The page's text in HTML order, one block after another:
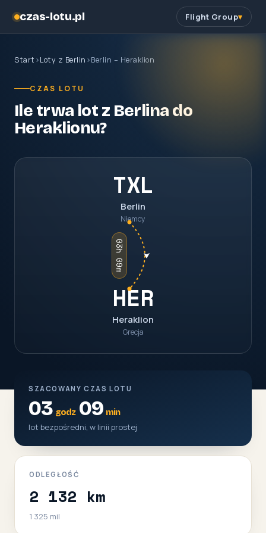
czas-lotu.pl Flight Group
Start ›Loty z Berlin ›Berlin – Heraklion
CZAS LOTU
Ile trwa lot z Berlina do
Heraklionu?
TXL
Berlin
Niemcy
03h 09m
HER
Heraklion
Grecja
SZACOWANY CZAS LOTU
03 godz09 min
lot bezpośredni, w linii prostej
ODLEGŁOŚĆ
2 132 km
1 325 mil